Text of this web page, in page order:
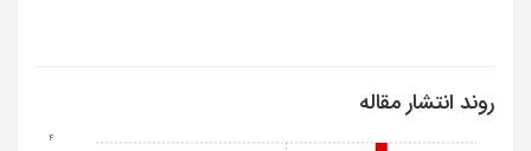
روند انتشار مقاله
4